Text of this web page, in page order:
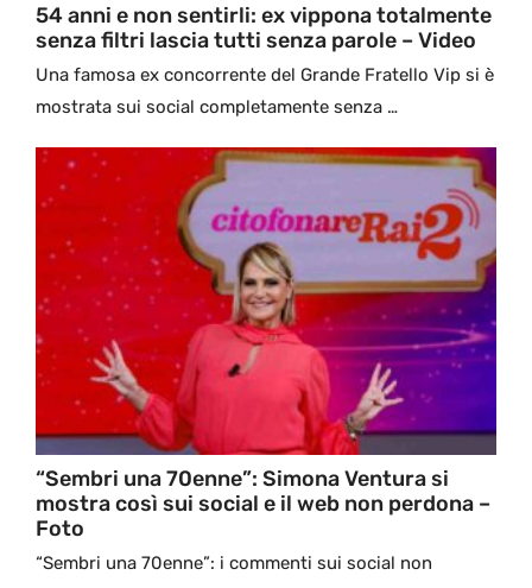
54 anni e non sentirli: ex vippona totalmente
senza filtri lascia tutti senza parole – Video
Una famosa ex concorrente del Grande Fratello Vip si è
mostrata sui social completamente senza …
“Sembri una 70enne”: Simona Ventura si
mostra così sui social e il web non perdona –
Foto
“Sembri una 70enne”: i commenti sui social non